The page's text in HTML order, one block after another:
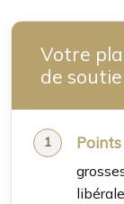
Votre
de